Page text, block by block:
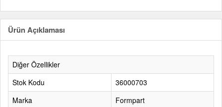
Ürün Açıklaması
Diğer Özellikler
Stok Kodu
36000703
Marka
Formpart